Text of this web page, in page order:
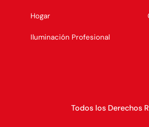
Hogar
Iluminación Profesional
Todos los Derechos